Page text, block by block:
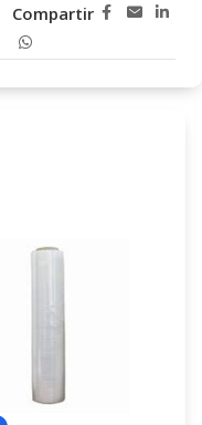
Compartir